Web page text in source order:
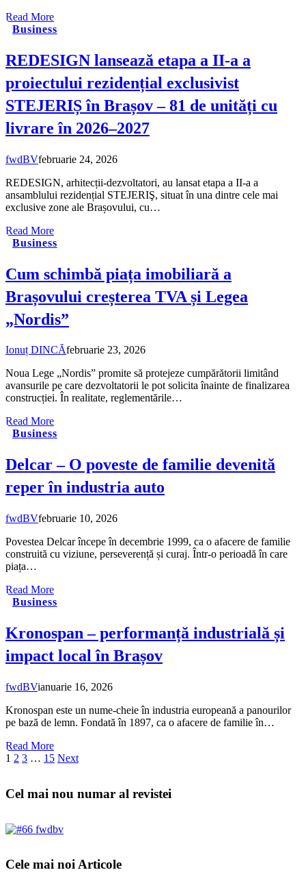
Read More
Business
REDESIGN lansează etapa a II-a a
proiectului rezidențial exclusivist
STEJERIȘ în Brașov – 81 de unități cu
livrare în 2026–2027
fwdBVfebruarie 24, 2026
REDESIGN, arhitecții-dezvoltatori, au lansat etapa a II-a a
ansamblului rezidențial STEJERIŞ, situat în una dintre cele mai
exclusive zone ale Brașovului, cu…
Read More
Business
Cum schimbă piața imobiliară a
Brașovului creșterea TVA și Legea
„Nordis”
Ionuț DINCĂfebruarie 23, 2026
Noua Lege „Nordis” promite să protejeze cumpărătorii limitând
avansurile pe care dezvoltatorii le pot solicita înainte de finalizarea
construcției. În realitate, reglementările…
Read More
Business
Delcar – O poveste de familie devenită
reper în industria auto
fwdBVfebruarie 10, 2026
Povestea Delcar începe în decembrie 1999, ca o afacere de familie
construită cu viziune, perseverență și curaj. Într-o perioadă în care
piața…
Read More
Business
Kronospan – performanță industrială și
impact local în Brașov
fwdBVianuarie 16, 2026
Kronospan este un nume-cheie în industria europeană a panourilor
pe bază de lemn. Fondată în 1897, ca o afacere de familie în…
Read More
1 2 3 … 15 Next
Cel mai nou numar al revistei
Cele mai noi Articole